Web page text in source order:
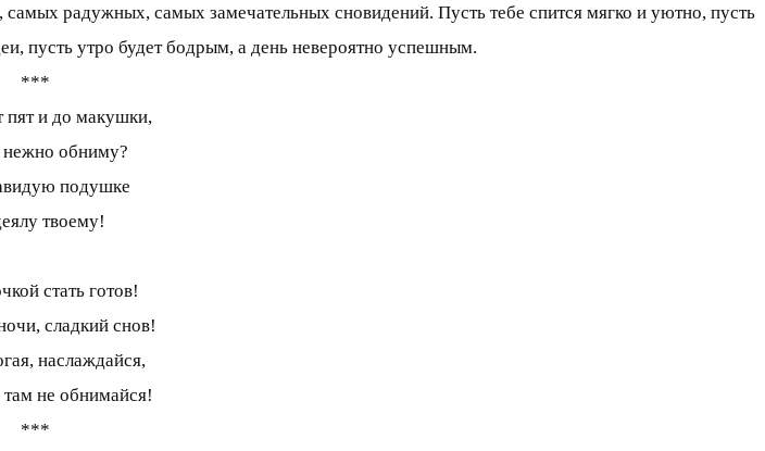
радужных, самых замечательных сновидений. Пусть тебе спится мягко и уютно, пусть
пусть утро будет бодрым, а день невероятно успешным.
***
пят и до макушки,
обниму?
подушке
твоему!
стать готов!
сладкий снов!
наслаждайся,
не обнимайся!
***